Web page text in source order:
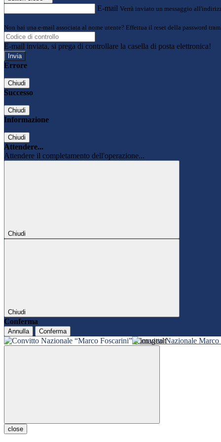
E-mail Verrà inviato un messaggio
Non hai una e-mail associata al nome utente? Effettua il reset della password
E-mail inviata, si prega di controllare la casella di posta elettronica!
Errore
Chiudi
Successo
Chiudi
Informazione
Chiudi
Attendere...
Attendere il completamento dell'operazione...
Chiudi
Chiudi
Conferma
Annulla Conferma
Convitto Nazionale Marco
close